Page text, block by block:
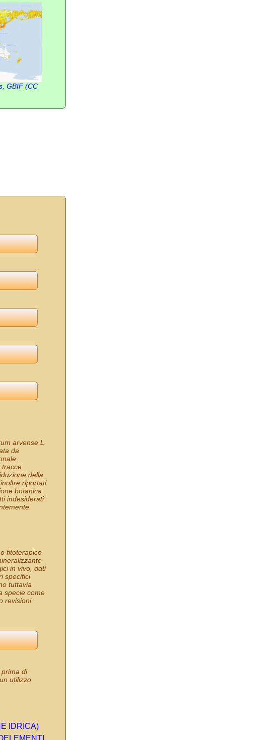
, GBIF (CC
arvense L.
da
tracce
della
riportati
botanica
indesiderati
fitoterapico
in vivo, dati
specifici
tuttavia
specie come
revisioni
di
utilizzo
IDRICA)